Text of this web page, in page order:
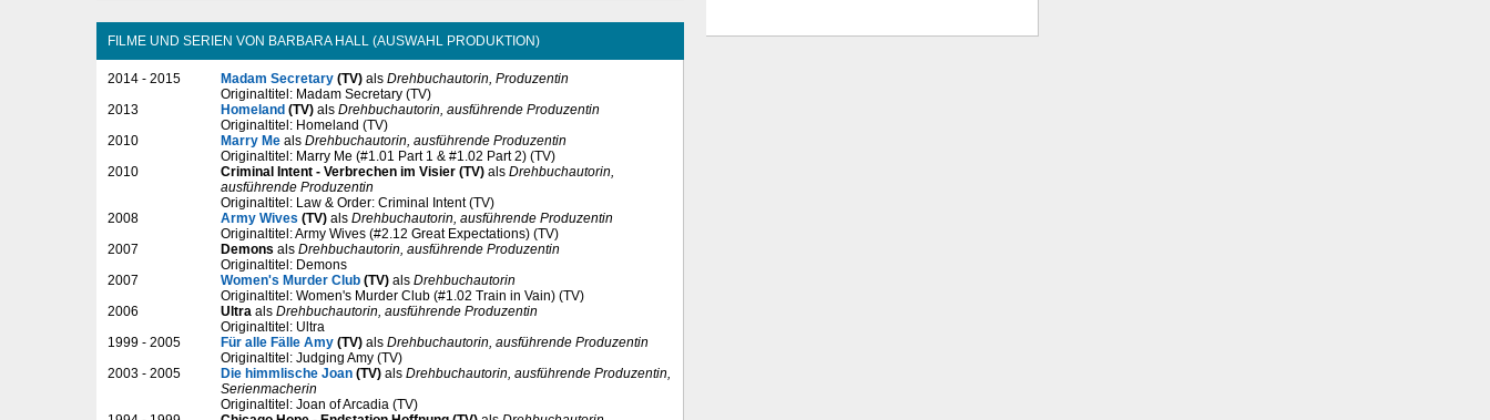
FILME UND SERIEN VON BARBARA HALL (AUSWAHL PRODUKTION)
2014 - 2015 Madam Secretary (TV) als Drehbuchautorin, Produzentin
Originaltitel: Madam Secretary (TV)
2013
Homeland (TV) als Drehbuchautorin, ausführende Produzentin
Originaltitel: Homeland (TV)
2010
Marry Me als Drehbuchautorin, ausführende Produzentin
Originaltitel: Marry Me (#1.01 Part 1 & #1.02 Part 2) (TV)
2010
Criminal Intent - Verbrechen im Visier (TV) als Drehbuchautorin,
ausführende Produzentin
Originaltitel: Law & Order: Criminal Intent (TV)
2008
Army Wives (TV) als Drehbuchautorin, ausführende Produzentin
Originaltitel: Army Wives (#2.12 Great Expectations) (TV)
2007
Demons als Drehbuchautorin, ausführende Produzentin
Originaltitel: Demons
2007
Women's Murder Club (TV) als Drehbuchautorin
Originaltitel: Women's Murder Club (#1.02 Train in Vain) (TV)
2006
Ultra als Drehbuchautorin, ausführende Produzentin
Originaltitel: Ultra
1999 - 2005
Für alle Fälle Amy (TV) als Drehbuchautorin, ausführende Produzentin
Originaltitel: Judging Amy (TV)
2003 - 2005
Die himmlische Joan (TV) als Drehbuchautorin, ausführende Produzentin,
Serienmacherin
Originaltitel: Joan of Arcadia (TV)